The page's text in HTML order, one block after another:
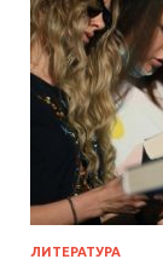
ЛИТЕРАТУРА